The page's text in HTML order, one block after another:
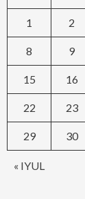
« IYUL
1 2
8 9
15 16
22 23
29 30